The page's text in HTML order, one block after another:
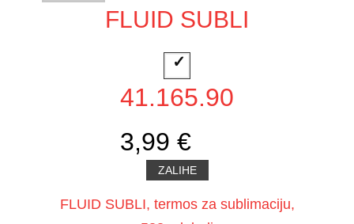
FLUID SUBLI
41.165.90
3,99 €
ZALIHE
FLUID SUBLI, termos za sublimaciju,